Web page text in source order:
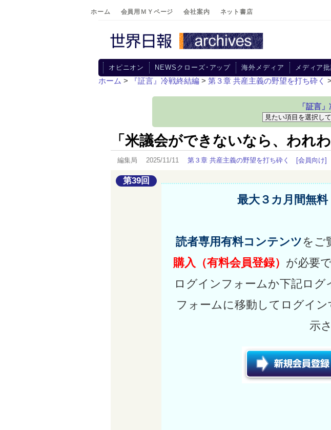
ホーム 会員用ＭＹページ 会社案内 ネット書店
オピニオン NEWSクローズ･アップ 海外メディア メディア
ホーム > 『証言』冷戦終結編 > 第３章 共産主義の野望を打ち砕く
「証言
「米議会ができないなら、われ
編集局 2025/11/11 第３章 共産主義の野望を打ち砕く [会員向け]
第39回
最大３カ月間無料
読者専用有料コンテンツをご
購入（有料会員登録） が必要
ログインフォームか下記ロ
フォームに移動してログイン
示